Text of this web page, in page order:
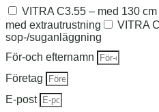
VITRA C3.55 – med 130
med extrautrustning
VITRA
sop-/suganläggning
För-och efternamn
Företag
E-post